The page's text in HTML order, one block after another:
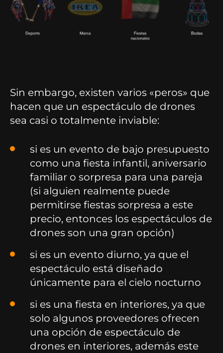
Sin embargo, existen varios «peros» que
hacen que un espectáculo de drones
sea casi o totalmente inviable:
si es un evento de bajo presupuesto
como una fiesta infantil, aniversario
familiar o sorpresa para una pareja
(si alguien realmente puede
permitirse fiestas sorpresa a este
precio, entonces los espectáculos de
drones son una gran opción)
si es un evento diurno, ya que el
espectáculo está diseñado
únicamente para el cielo nocturno
si es una fiesta en interiores, ya que
solo algunos proveedores ofrecen
una opción de espectáculo de
drones en interiores, además este